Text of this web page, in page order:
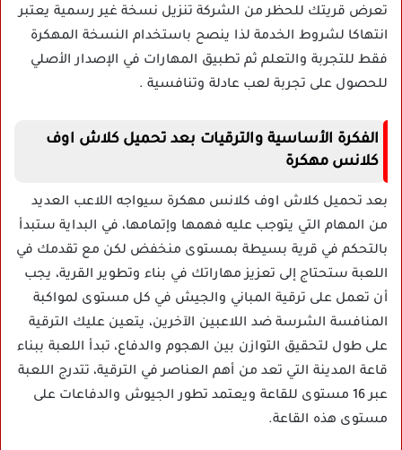
تعرض قريتك للحظر من الشركة تنزيل نسخة غير رسمية يعتبر
انتهاكا لشروط الخدمة لذا ينصح باستخدام النسخة المهكرة
فقط للتجربة والتعلم ثم تطبيق المهارات في الإصدار الأصلي
للحصول على تجربة لعب عادلة وتنافسية .
الفكرة الأساسية والترقيات بعد تحميل كلاش اوف
كلانس مهكرة
بعد تحميل كلاش اوف كلانس مهكرة سيواجه اللاعب العديد
من المهام التي يتوجب عليه فهمها وإتمامها، في البداية ستبدأ
بالتحكم في قرية بسيطة بمستوى منخفض لكن مع تقدمك في
اللعبة ستحتاج إلى تعزيز مهاراتك في بناء وتطوير القرية، يجب
أن تعمل على ترقية المباني والجيش في كل مستوى لمواكبة
المنافسة الشرسة ضد اللاعبين الآخرين، يتعين عليك الترقية
على طول لتحقيق التوازن بين الهجوم والدفاع، تبدأ اللعبة ببناء
قاعة المدينة التي تعد من أهم العناصر في الترقية، تتدرج اللعبة
عبر 16 مستوى للقاعة ويعتمد تطور الجيوش والدفاعات على
مستوى هذه القاعة.